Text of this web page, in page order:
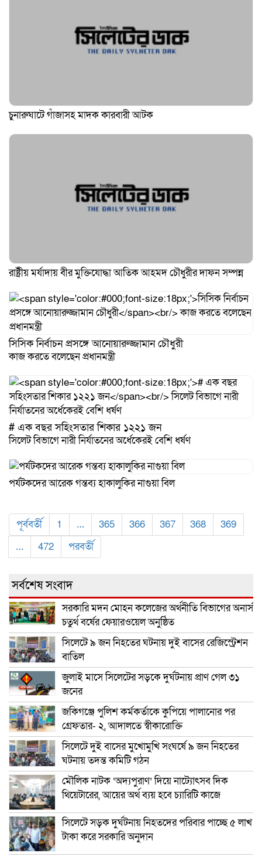
চুনারুঘাটে গাঁজাসহ মাদক কারবারী আটক
রাষ্ট্রীয় মর্যাদায় বীর মুক্তিযোদ্ধা আতিক আহমদ চৌধুরীর দাফন সম্পন্ন
সিসিক নির্বাচন প্রসঙ্গে আনোয়ারুজ্জামান চৌধুরী
কাজ করতে বলেছেন প্রধানমন্ত্রী
# এক বছর সহিংসতার শিকার ১২২১ জন
সিলেট বিভাগে নারী নির্যাতনের অর্ধেকেরই বেশি ধর্ষণ
পর্যটকদের আরেক গন্তব্য হাকালুকির নাগুয়া বিল
পূর্ববর্তী 1 … 365 366 367 368
369
…
472 পরবর্তী
সর্বশেষ সংবাদ
সরকারি মদন মোহন কলেজের অর্থনীতি বিভাগের অনার্স
চতুর্থ বর্ষের ফেয়ারওয়েল অনুষ্ঠিত
সিলেটে ৯ জন নিহতের ঘটনায় দুই বাসের রেজিস্ট্রেশন
বাতিল
জুলাই মাসে সিলেটের সড়কে দুর্ঘটনায় প্রাণ গেল ৩১
জনের
জকিগঞ্জে পুলিশ কর্মকর্তাকে কুপিয়ে পালানোর পর
গ্রেফতার- ২, আদালতে স্বীকারোক্তি
সিলেটে দুই বাসের মুখোমুখি সংঘর্ষে ৯ জন নিহতের
ঘটনায় তদন্ত কমিটি গঠন
মৌলিক নাটক ‘অদ্যপুরাণ’ দিয়ে নাট্যোৎসব দিক
থিয়েটারের, আয়ের অর্থ ব্যয় হবে চ্যারিটি কাজে
সিলেটে সড়ক দুর্ঘটনায় নিহতদের পরিবার পাচ্ছে ৫ লাখ
টাকা করে সরকারি অনুদান